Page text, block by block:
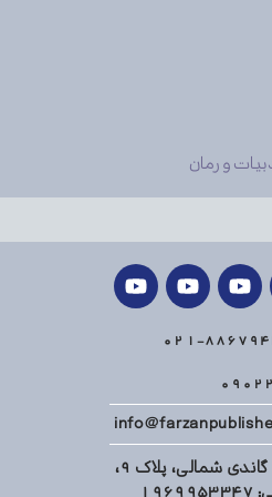
و رمان
آدرس: تهران، میدان ونک، خیابان گاندی شمالی، پلاک 9،